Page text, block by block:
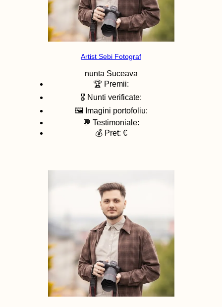
Artist Sebi Fotograf
nunta Suceava
🏆 Premii:
🎖️ Nunti verificate:
🖼️ Imagini portofoliu:
💬 Testimoniale:
💰 Pret: €